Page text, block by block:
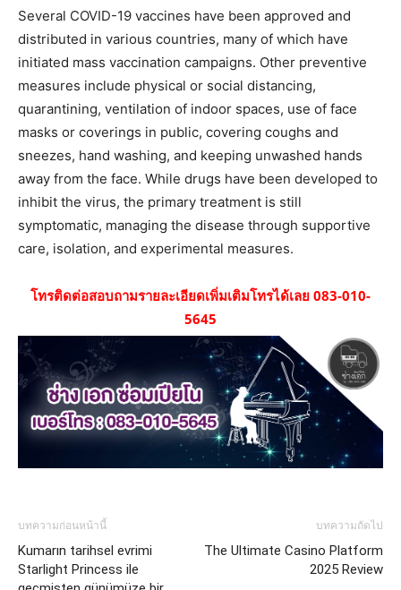
Several COVID-19 vaccines have been approved and
distributed in various countries, many of which have
initiated mass vaccination campaigns. Other preventive
measures include physical or social distancing,
quarantining, ventilation of indoor spaces, use of face
masks or coverings in public, covering coughs and
sneezes, hand washing, and keeping unwashed hands
away from the face. While drugs have been developed to
inhibit the virus, the primary treatment is still
symptomatic, managing the disease through supportive
care, isolation, and experimental measures.
โทรติดต่อสอบถามรายละเอียดเพิ่มเติมโทรได้เลย 083-010-
5645
บทความก่อนหน้านี้
Kumarın tarihsel evrimi
Starlight Princess ile
บทความถัดไป
The Ultimate Casino Platform
2025 Review